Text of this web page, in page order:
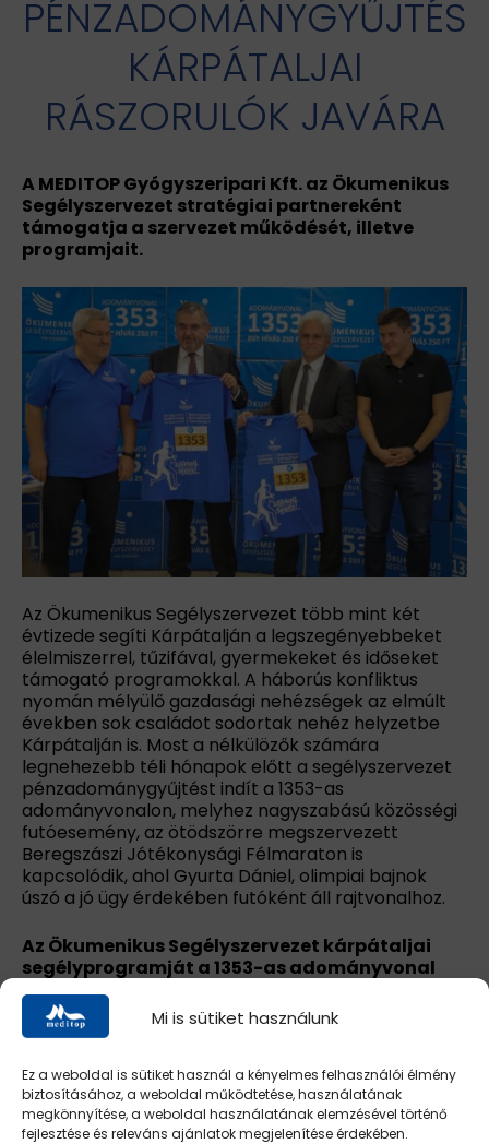
Mi is sütiket használunk
Ez a weboldal is sütiket használ a kényelmes felhasználói élmény
biztosításához, a weboldal működtetése, használatának
megkönnyítése, a weboldal használatának elemzésével történő
fejlesztése és releváns ajánlatok megjelenítése érdekében.
PÉNZADOMÁNYGYŰJTÉS
KÁRPÁTALJAI
RÁSZORULÓK JAVÁRA
A MEDITOP Gyógyszeripari Kft. az Ökumenikus
Segélyszervezet stratégiai partnereként
támogatja a szervezet működését, illetve
programjait.
Az Ökumenikus Segélyszervezet több mint két
évtizede segíti Kárpátalján a legszegényebbeket
élelmiszerrel, tűzifával, gyermekeket és időseket
támogató programokkal. A háborús konfliktus
nyomán mélyülő gazdasági nehézségek az elmúlt
években sok családot sodortak nehéz helyzetbe
Kárpátalján is. Most a nélkülözők számára
legnehezebb téli hónapok előtt a segélyszervezet
pénzadománygyűjtést indít a 1353-as
adományvonalon, melyhez nagyszabású közösségi
futóesemény, az ötödszörre megszervezett
Beregszászi Jótékonysági Félmaraton is
kapcsolódik, ahol Gyurta Dániel, olimpiai bajnok
úszó a jó ügy érdekében futóként áll rajtvonalhoz.
Az Ökumenikus Segélyszervezet kárpátaljai
segélyprogramját a 1353-as adományvonal
tárcsázásával hívásonként 250 forinttal,
illetve online adományozással
awww.segelyszervezet.hu
adományszámlára utalással lehet támogatni,
a közlemény rovatban „Kárpátalja”
megjelöléssel.